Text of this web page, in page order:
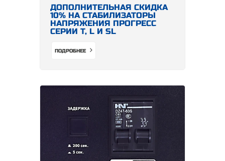
ДОПОЛНИТЕЛЬНАЯ СКИДКА
10% НА СТАБИЛИЗАТОРЫ
НАПРЯЖЕНИЯ ПРОГРЕСС
СЕРИИ Т, L И SL
ПОДРОБНЕЕ